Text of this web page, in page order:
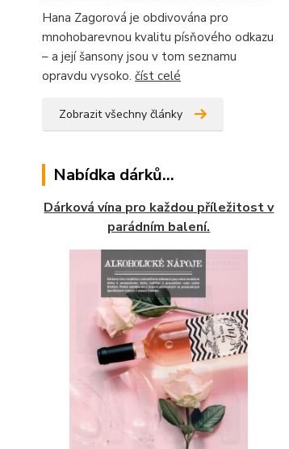
Hana Zagorová je obdivována pro
mnohobarevnou kvalitu písňového odkazu
– a její šansony jsou v tom seznamu
opravdu vysoko. číst celé
Zobrazit všechny články
Nabídka dárků...
Dárková vína pro každou příležitost v
parádním balení.